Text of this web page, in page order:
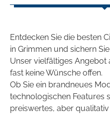
Entdecken Sie die besten
in Grimmen und sichern
Unser vielfältiges
fast keine Wünsche offen.
Ob Sie ein brandneues
technologischen Features
preiswertes, aber